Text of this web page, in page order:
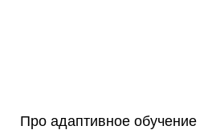
Про адаптивное обучение